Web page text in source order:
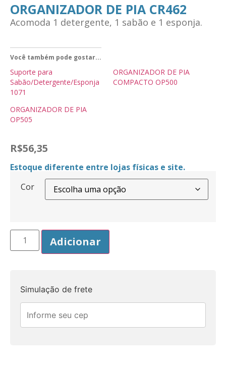
ORGANIZADOR DE PIA CR462
Acomoda 1 detergente, 1 sabão e 1 esponja.
Você também pode gostar...
Suporte para
Sabão/Detergente/Esponja
1071
ORGANIZADOR DE PIA
COMPACTO OP500
ORGANIZADOR DE PIA
OP505
R$56,35
Estoque diferente entre lojas físicas e site.
Cor
Adicionar
Simulação de frete